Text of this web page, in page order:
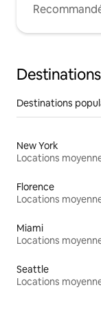
Destinations
New York
Florence
Miami
Seattle